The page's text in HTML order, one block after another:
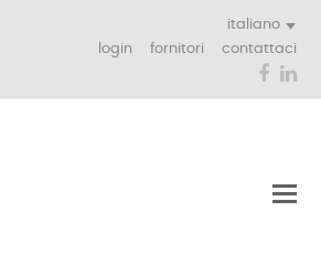
italiano
login
fornitori contattaci